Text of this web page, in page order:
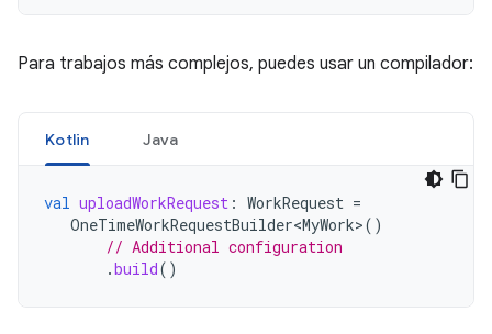
Para trabajos más complejos, puedes usar un compilador:
Kotlin Java
val uploadWorkRequest : WorkRequest =
OneTimeWorkRequestBuilder<MyWork>()
// Additional configuration
.build()